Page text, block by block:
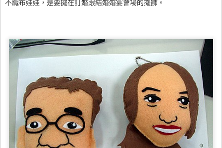
不織布娃娃，是要擺在訂婚跟結婚婚宴會場的擺飾。